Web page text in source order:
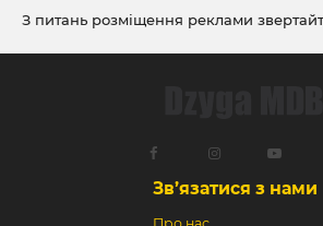
З питань розміщення реклами
посиланням
Зв’язатися з нами